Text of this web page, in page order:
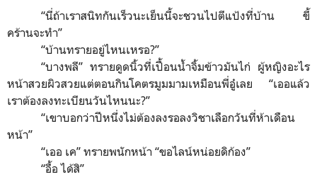
“นี่ถ้าเราสนิทกันเร็วนะเย็นนี้จะชวนไปตีแป้งที่บ้าน ขี้
คร้านจะทำ”
“บ้านทรายอยู่ไหนเหรอ?”
“บางพลี” ทรายดูดนิ้วที่เปื้อนน้ำจิ้มข้าวมันไก่ ผู้หญิงอะไร
หน้าสวยผิวสวยแต่ตอนกินโคตรมูมมามเหมือนพี่อู๋เลย “เออแล้ว
เราต้องลงทะเบียนวันไหนนะ?”
“เขาบอกว่าปีหนึ่งไม่ต้องลงรอลงวิชาเลือกวันที่ห้าเดือน
หน้า”
“เออ เค” ทรายพนักหน้า “ขอไลน์หน่อยดิก้อง”
“อื้อ ได้สิ”